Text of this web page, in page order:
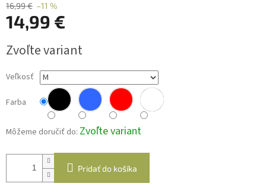
16,99 € –11 %
14,99 €
cena:
Zvoľte variant
Veľkosť
Farba
Môžeme doručiť do: Zvoľte variant
Pridať do košíka